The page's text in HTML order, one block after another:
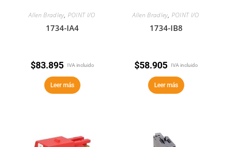
Allen Bradley, POINT I/O
1734-IA4
$83.895 IVA incluido
Leer más
Allen Bradley, POINT I/O
1734-IB8
$58.905 IVA incluido
Leer más